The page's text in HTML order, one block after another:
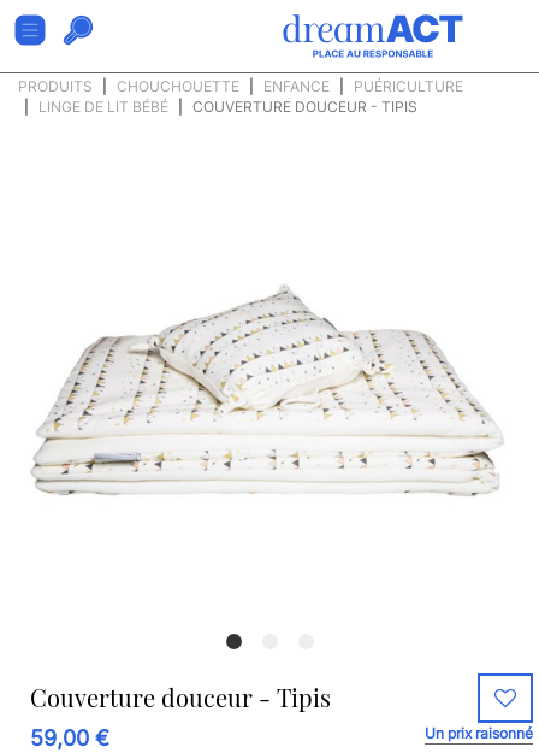
PRODUITS CHOUCHOUETTE ENFANCE
PUÉRICULTURE
LINGE DE LIT BÉBÉ
COUVERTURE DOUCEUR - TIPIS
Couverture douceur - Tipis
59,00 € Un prix raisonné